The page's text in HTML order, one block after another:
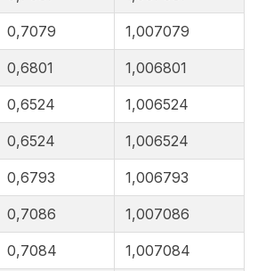
0,7079 1,007079
0,6801 1,006801
0,6524 1,006524
0,6524 1,006524
0,6793 1,006793
0,7086 1,007086
0,7084 1,007084